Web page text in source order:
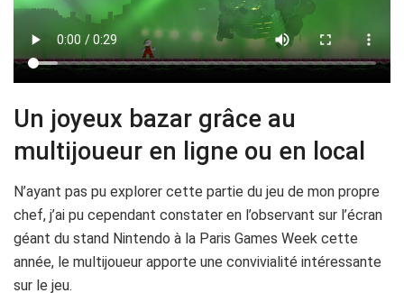
Un joyeux bazar grâce au
multijoueur en ligne ou en local
N’ayant pas pu explorer cette partie du jeu de mon propre
chef, j’ai pu cependant constater en l’observant sur l’écran
géant du stand Nintendo à la Paris Games Week cette
année, le multijoueur apporte une convivialité intéressante
sur le jeu.